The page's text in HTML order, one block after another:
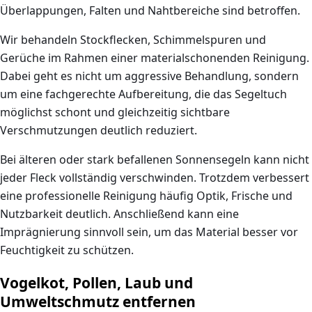
Überlappungen, Falten und Nahtbereiche sind betroffen.
Wir behandeln Stockflecken, Schimmelspuren und
Gerüche im Rahmen einer materialschonenden Reinigung.
Dabei geht es nicht um aggressive Behandlung, sondern
um eine fachgerechte Aufbereitung, die das Segeltuch
möglichst schont und gleichzeitig sichtbare
Verschmutzungen deutlich reduziert.
Bei älteren oder stark befallenen Sonnensegeln kann nicht
jeder Fleck vollständig verschwinden. Trotzdem verbessert
eine professionelle Reinigung häufig Optik, Frische und
Nutzbarkeit deutlich. Anschließend kann eine
Imprägnierung sinnvoll sein, um das Material besser vor
Feuchtigkeit zu schützen.
Vogelkot, Pollen, Laub und
Umweltschmutz entfernen